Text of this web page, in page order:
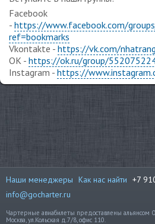
Facebook
- https://www.facebook.com/
ref=bookmarks
Vkontakte - https://vk.com/
OK - https://ok.ru/group/
Instagram - https://
Наши менеджеры Как нас найти +7
info@gocharter.ru
Чартерные авиабилеты предоставлены альянсом
Москва, ул.Кольская д.7/8, офис 110.